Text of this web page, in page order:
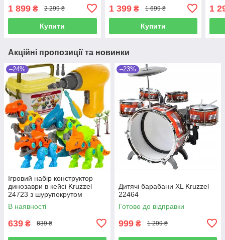
1 899 ₴ 2 299 ₴
Купити
1 399₴ 1 699 ₴
Купити
1
Акційні пропозиції та новинки
–24%
Ігровий набір конструктор
динозаври в кейсі Kruzzel
24723 з шурупокрутом
В наявності
639 ₴ 839 ₴
–23%
Дитячі барабани XL Kruzzel
22464
Готово до відправки
999 ₴ 1 299 ₴